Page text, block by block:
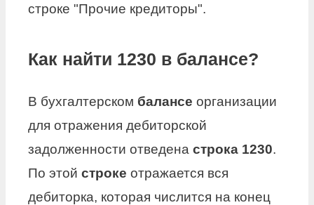
строке "Прочие кредиторы".
Как найти 1230 в балансе?
В бухгалтерском балансе организации
для отражения дебиторской
задолженности отведена строка 1230.
По этой строке отражается вся
дебиторка, которая числится на конец